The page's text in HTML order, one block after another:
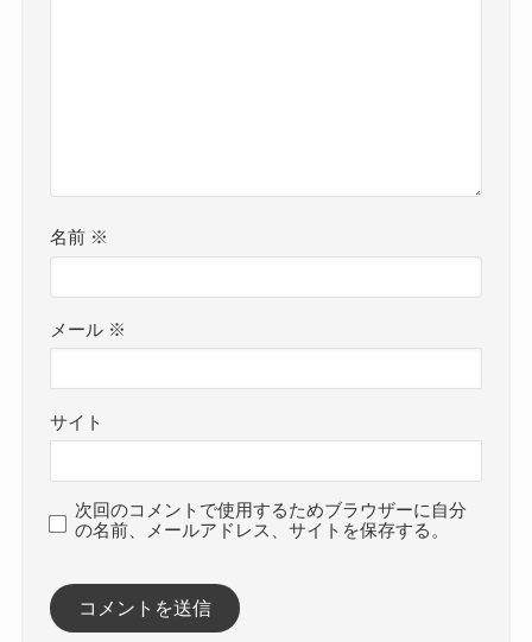
名前 ※
メール ※
サイト
次回のコメントで使用するためブラウザーに自分
の名前、メールアドレス、サイトを保存する。